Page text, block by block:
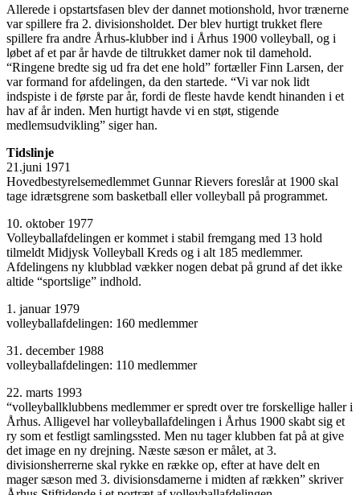
Allerede i opstartsfasen blev der dannet motionshold, hvor trænerne
var spillere fra 2. divisionsholdet. Der blev hurtigt trukket flere
spillere fra andre Århus-klubber ind i Århus 1900 volleyball, og i
løbet af et par år havde de tiltrukket damer nok til damehold.
“Ringene bredte sig ud fra det ene hold” fortæller Finn Larsen, der
var formand for afdelingen, da den startede. “Vi var nok lidt
indspiste i de første par år, fordi de fleste havde kendt hinanden i et
hav af år inden. Men hurtigt havde vi en støt, stigende
medlemsudvikling” siger han.
Tidslinje
21.juni 1971
Hovedbestyrelsemedlemmet Gunnar Rievers foreslår at 1900 skal
tage idrætsgrene som basketball eller volleyball på programmet.
10. oktober 1977
Volleyballafdelingen er kommet i stabil fremgang med 13 hold
tilmeldt Midjysk Volleyball Kreds og i alt 185 medlemmer.
Afdelingens ny klubblad vækker nogen debat på grund af det ikke
altide “sportslige” indhold.
1. januar 1979
volleyballafdelingen: 160 medlemmer
31. december 1988
volleyballafdelingen: 110 medlemmer
22. marts 1993
“volleyballklubbens medlemmer er spredt over tre forskellige haller i
Århus. Alligevel har volleyballafdelingen i Århus 1900 skabt sig et
ry som et festligt samlingssted. Men nu tager klubben fat på at give
det image en ny drejning. Næste sæson er målet, at 3.
divisionsherrerne skal rykke en række op, efter at have delt en
mager sæson med 3. divisionsdamerne i midten af rækken” skriver